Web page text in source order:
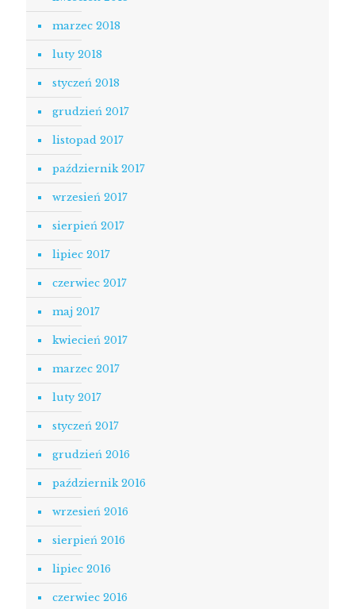
marzec 2018
luty 2018
styczeń 2018
grudzień 2017
listopad 2017
październik 2017
wrzesień 2017
sierpień 2017
lipiec 2017
czerwiec 2017
maj 2017
kwiecień 2017
marzec 2017
luty 2017
styczeń 2017
grudzień 2016
październik 2016
wrzesień 2016
sierpień 2016
lipiec 2016
czerwiec 2016